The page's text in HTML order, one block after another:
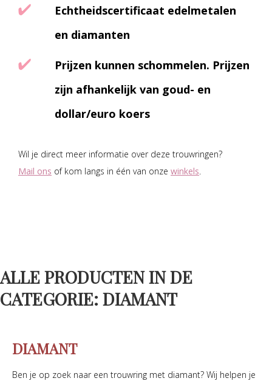
Echtheidscertificaat edelmetalen
en diamanten
Prijzen kunnen schommelen. Prijzen
zijn afhankelijk van goud- en
dollar/euro koers
Wil je direct meer informatie over deze trouwringen?
Mail ons of kom langs in één van onze winkels.
ALLE PRODUCTEN IN DE
CATEGORIE: DIAMANT
DIAMANT
Ben je op zoek naar een trouwring met diamant? Wij helpen je